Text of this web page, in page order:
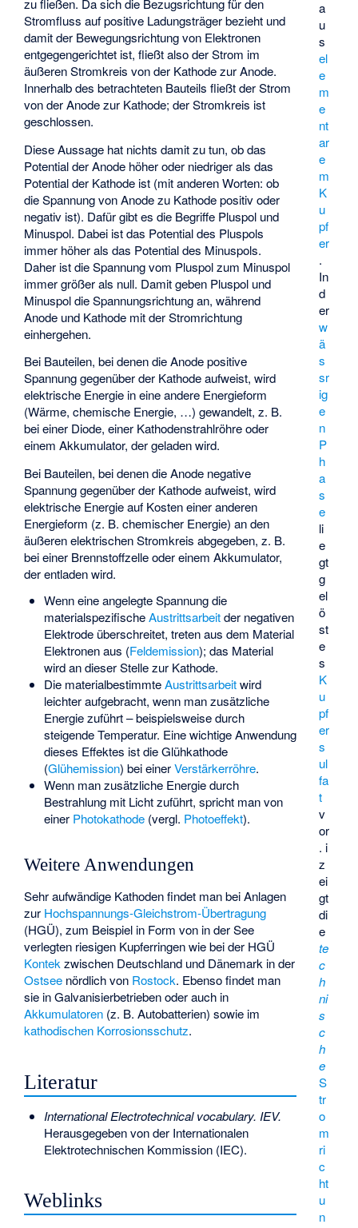
a
u
s
el
e
m
e
nt
ar
e
m
K
u
pf
er
.
In
d
er
w
ä
s
sr
ig
e
n
P
h
a
s
e
li
e
gt
g
el
ö
st
e
s
K
u
pf
er
s
ul
fa
t
v
or
. i
z
ei
gt
di
e
te
c
h
ni
s
c
h
e
S
tr
o
m
ri
c
ht
u
n
zu fließen. Da sich die Bezugsrichtung für den
Stromfluss auf positive Ladungsträger bezieht und
damit der Bewegungsrichtung von Elektronen
entgegengerichtet ist, fließt also der Strom im
äußeren Stromkreis von der Kathode zur Anode.
Innerhalb des betrachteten Bauteils fließt der Strom
von der Anode zur Kathode; der Stromkreis ist
geschlossen.
Diese Aussage hat nichts damit zu tun, ob das
Potential der Anode höher oder niedriger als das
Potential der Kathode ist (mit anderen Worten: ob
die Spannung von Anode zu Kathode positiv oder
negativ ist). Dafür gibt es die Begriffe Pluspol und
Minuspol. Dabei ist das Potential des Pluspols
immer höher als das Potential des Minuspols.
Daher ist die Spannung vom Pluspol zum Minuspol
immer größer als null. Damit geben Pluspol und
Minuspol die Spannungsrichtung an, während
Anode und Kathode mit der Stromrichtung
einhergehen.
Bei Bauteilen, bei denen die Anode positive
Spannung gegenüber der Kathode aufweist, wird
elektrische Energie in eine andere Energieform
(Wärme, chemische Energie, …) gewandelt, z. B.
bei einer Diode, einer Kathodenstrahlröhre oder
einem Akkumulator, der geladen wird.
Bei Bauteilen, bei denen die Anode negative
Spannung gegenüber der Kathode aufweist, wird
elektrische Energie auf Kosten einer anderen
Energieform (z. B. chemischer Energie) an den
äußeren elektrischen Stromkreis abgegeben, z. B.
bei einer Brennstoffzelle oder einem Akkumulator,
der entladen wird.
Wenn eine angelegte Spannung die
materialspezifischeAustrittsarbeitder negativen
Elektrode überschreitet, treten aus dem Material
Elektronen aus (Feldemission); das Material
wird an dieser Stelle zur Kathode.
Die materialbestimmteAustrittsarbeitwird
leichter aufgebracht, wenn man zusätzliche
Energie zuführt – beispielsweise durch
steigende Temperatur. Eine wichtige Anwendung
dieses Effektes ist die Glühkathode
(Glühemission) bei einerVerstärkerröhre.
Wenn man zusätzliche Energie durch
Bestrahlung mit Licht zuführt, spricht man von
einer Photokathode(vergl. Photoeffekt).
Weitere Anwendungen
Sehr aufwändige Kathoden findet man bei Anlagen
zur Hochspannungs-Gleichstrom-Übertragung
(HGÜ), zum Beispiel in Form von in der See
verlegten riesigen Kupferringen wie bei der HGÜ
Kontek zwischen Deutschland und Dänemark in der
Ostsee nördlich von Rostock. Ebenso findet man
sie in Galvanisierbetrieben oder auch in
Akkumulatoren (z. B. Autobatterien) sowie im
kathodischen Korrosionsschutz.
Literatur
International Electrotechnical vocabulary. IEV.
Herausgegeben von der Internationalen
Elektrotechnischen Kommission (IEC).
Weblinks